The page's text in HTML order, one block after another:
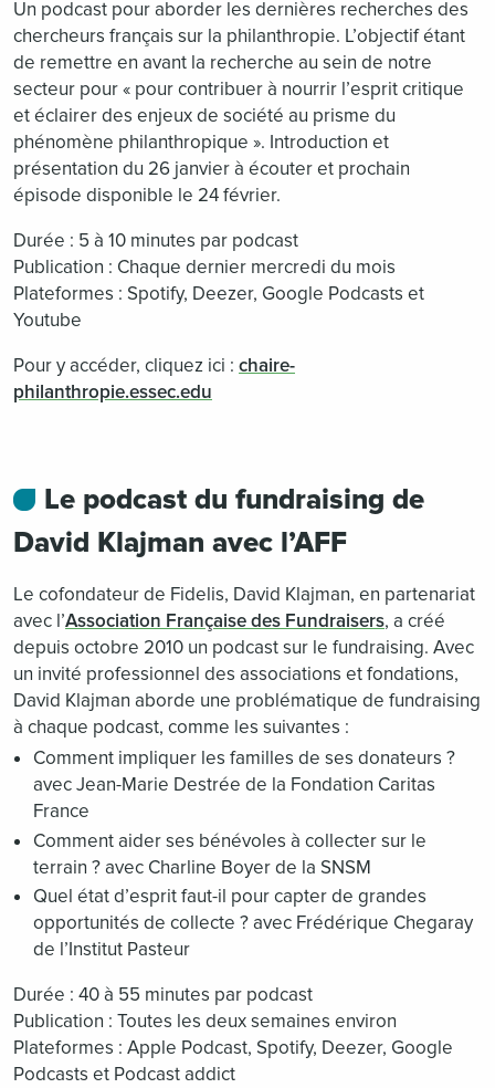
Un podcast pour aborder les dernières recherches des
chercheurs français sur la philanthropie. L’objectif étant
de remettre en avant la recherche au sein de notre
secteur pour « pour contribuer à nourrir l’esprit critique
et éclairer des enjeux de société au prisme du
phénomène philanthropique ». Introduction et
présentation du 26 janvier à écouter et prochain
épisode disponible le 24 février.
Durée : 5 à 10 minutes par podcast
Publication : Chaque dernier mercredi du mois
Plateformes : Spotify, Deezer, Google Podcasts et
Youtube
Pour y accéder, cliquez ici : chaire-
philanthropie.essec.edu
Le podcast du fundraising de
David Klajman avec l’AFF
Le cofondateur de Fidelis, David Klajman, en partenariat
avec l’Association Française des Fundraisers, a créé
depuis octobre 2010 un podcast sur le fundraising. Avec
un invité professionnel des associations et fondations,
David Klajman aborde une problématique de fundraising
à chaque podcast, comme les suivantes :
Comment impliquer les familles de ses donateurs ?
avec Jean-Marie Destrée de la Fondation Caritas
France
Comment aider ses bénévoles à collecter sur le
terrain ? avec Charline Boyer de la SNSM
Quel état d’esprit faut-il pour capter de grandes
opportunités de collecte ? avec Frédérique Chegaray
de l’Institut Pasteur
Durée : 40 à 55 minutes par podcast
Publication : Toutes les deux semaines environ
Plateformes : Apple Podcast, Spotify, Deezer, Google
Podcasts et Podcast addict